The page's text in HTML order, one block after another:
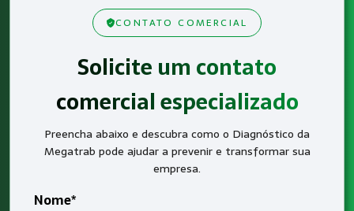
CONTATO COMERCIAL
Solicite um contato
comercial especializado
Preencha abaixo e descubra como o Diagnóstico da
Megatrab pode ajudar a prevenir e transformar sua
empresa.
Nome*